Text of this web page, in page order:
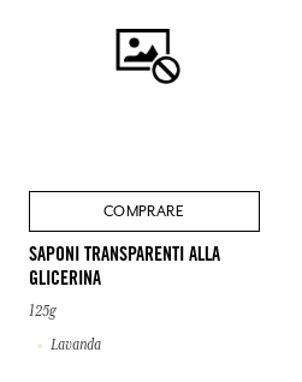
COMPRARE
SAPONI TRANSPARENTI ALLA
GLICERINA
125g
Lavanda